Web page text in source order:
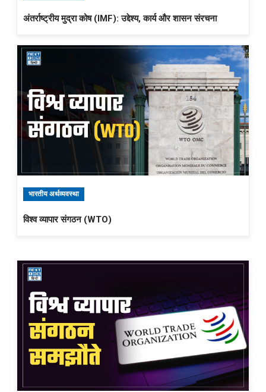
अंतर्राष्ट्रीय मुद्रा कोष (IMF): उद्देश्य, कार्य और शासन संरचना
भारतीय अर्थव्यवस्था
विश्व व्यापार संगठन (WTO)